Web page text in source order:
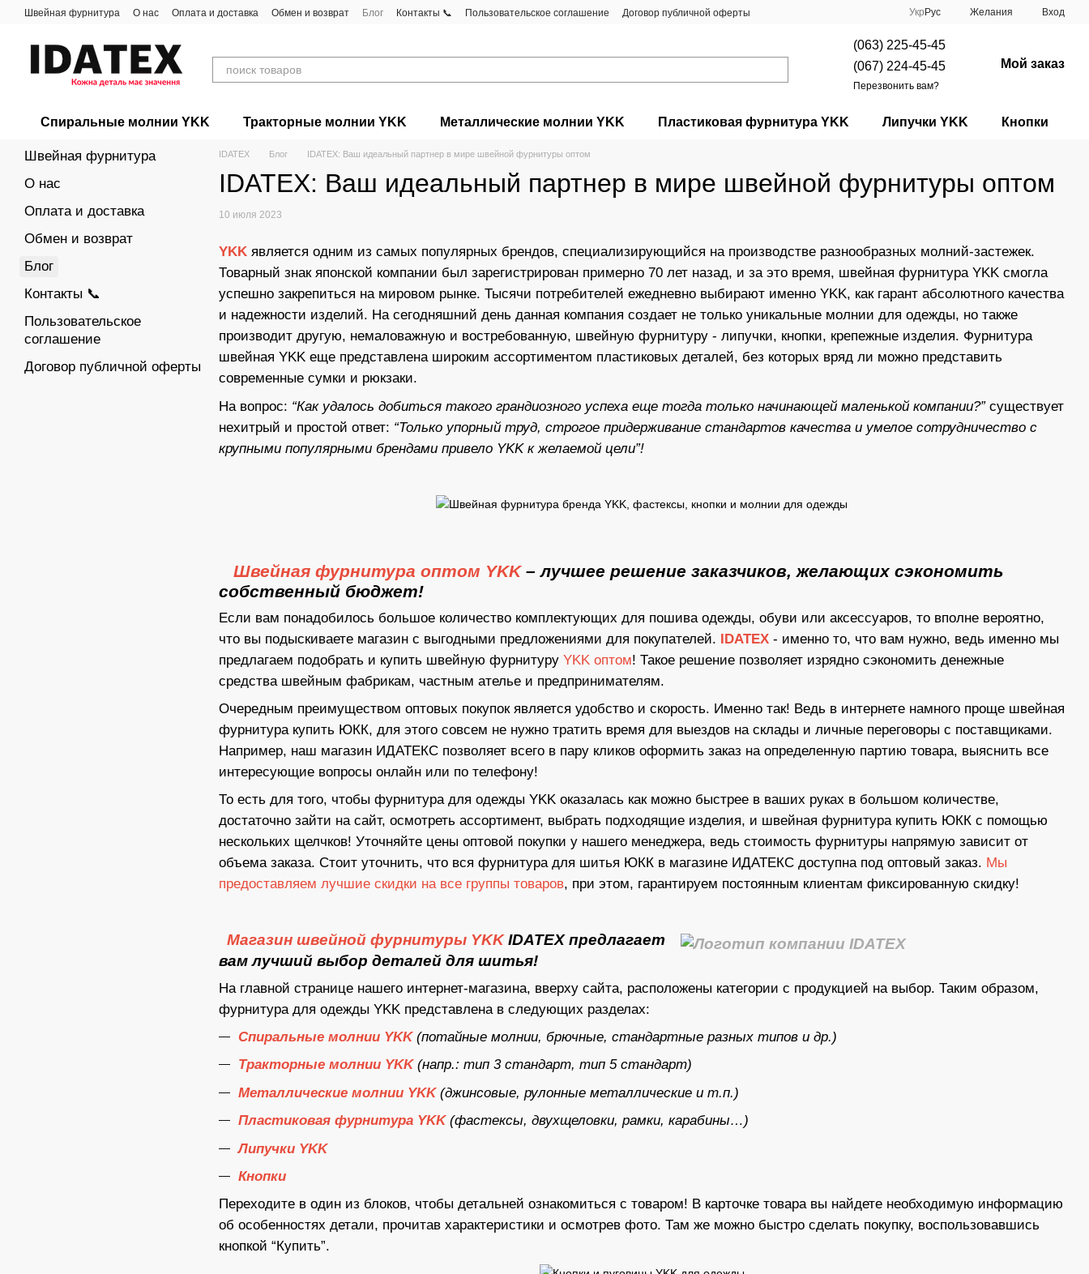
Перейти к основному контенту
Швейная фурнитура О нас Оплата и доставка Обмен и возврат Блог Контакты 📞 Пользовательское соглашение Договор публичной оферты Укр Рус Желания Вход
(063) 225-45-45
(067) 224-45-45
Перезвонить вам?
Мой заказ
Спиральные молнии YKK Тракторные молнии YKK Металлические молнии YKK Пластиковая фурнитура YKK Липучки YKK Кнопки
IDATEX Блог IDATEX: Ваш идеальный партнер в мире швейной фурнитуры оптом
IDATEX: Ваш идеальный партнер в мире швейной фурнитуры оптом
10 июля 2023
YKK является одним из самых популярных брендов, специализирующийся на производстве разнообразных молний-застежек.
Товарный знак японской компании был зарегистрирован примерно 70 лет назад, и за это время, швейная фурнитура YKK смогла
успешно закрепиться на мировом рынке. Тысячи потребителей ежедневно выбирают именно YKK, как гарант абсолютного качества
и надежности изделий. На сегодняшний день данная компания создает не только уникальные молнии для одежды, но также
производит другую, немаловажную и востребованную, швейную фурнитуру - липучки, кнопки, крепежные изделия. Фурнитура
швейная YKK еще представлена широким ассортиментом пластиковых деталей, без которых вряд ли можно представить
современные сумки и рюкзаки.
На вопрос: “Как удалось добиться такого грандиозного успеха еще тогда только начинающей маленькой компании?” существует
нехитрый и простой ответ: “Только упорный труд, строгое придерживание стандартов качества и умелое сотрудничество с
крупными популярными брендами привело YKK к желаемой цели”!
Швейная фурнитура оптом YKK– лучшее решение заказчиков, желающих сэкономить
собственный бюджет!
Если вам понадобилось большое количество комплектующих для пошива одежды, обуви или аксессуаров, то вполне вероятно,
что вы подыскиваете магазин с выгодными предложениями для покупателей. IDATEX - именно то, что вам нужно, ведь именно мы
предлагаем подобрать и купить швейную фурнитуру YKK оптом! Такое решение позволяет изрядно сэкономить денежные
средства швейным фабрикам, частным ателье и предпринимателям.
Очередным преимуществом оптовых покупок является удобство и скорость. Именно так! Ведь в интернете намного проще швейная
фурнитура купить ЮКК, для этого совсем не нужно тратить время для выездов на склады и личные переговоры с поставщиками.
Например, наш магазин ИДАТЕКС позволяет всего в пару кликов оформить заказ на определенную партию товара, выяснить все
интересующие вопросы онлайн или по телефону!
То есть для того, чтобы фурнитура для одежды YKK оказалась как можно быстрее в ваших руках в большом количестве,
достаточно зайти на сайт, осмотреть ассортимент, выбрать подходящие изделия, и швейная фурнитура купить ЮКК с помощью
нескольких щелчков! Уточняйте цены оптовой покупки у нашего менеджера, ведь стоимость фурнитуры напрямую зависит от
объема заказа. Стоит уточнить, что вся фурнитура для шитья ЮКК в магазине ИДАТЕКС доступна под оптовый заказ. Мы
предоставляем лучшие скидки на все группы товаров, при этом, гарантируем постоянным клиентам фиксированную скидку!
Магазин швейной фурнитуры YKKIDATEX предлагает
вам лучший выбор деталей для шитья!
На главной странице нашего интернет-магазина, вверху сайта, расположены категории с продукцией на выбор. Таким образом,
фурнитура для одежды YKK представлена в следующих разделах:
Спиральные молнии YKK(потайные молнии, брючные, стандартные разных типов и др.)
Тракторные молнии YKK(напр.: тип 3 стандарт, тип 5 стандарт)
Металлические молнии YKK(джинсовые, рулонные металлические и т.п.)
Пластиковая фурнитура YKK(фастексы, двухщеловки, рамки, карабины…)
Липучки YKK
Кнопки
Переходите в один из блоков, чтобы детальней ознакомиться с товаром! В карточке товара вы найдете необходимую информацию
об особенностях детали, прочитав характеристики и осмотрев фото. Там же можно быстро сделать покупку, воспользовавшись
кнопкой “Купить”.
Швейная фурнитура
О нас
Оплата и доставка
Обмен и возврат
Блог
Контакты 📞
Пользовательское
соглашение
Договор публичной оферты